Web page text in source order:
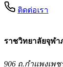
ติดต่อเรา
ราชวิทยาลัยจุฬ
906 ถ.กำแพงเพ